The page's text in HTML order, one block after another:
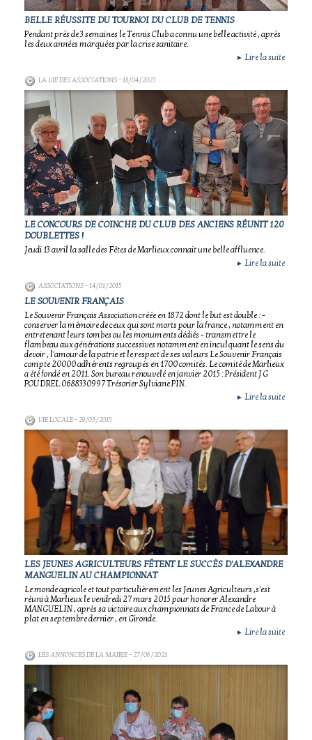
BELLE RÉUSSITE DU TOURNOI DU CLUB DE TENNIS
Pendant près de 3 semaines le Tennis Club a connu une belle activité , après
les deux années marquées par la crise sanitaire.
► Lire la suite
LA VIE DES ASSOCIATIONS- 18/04/2023
LE CONCOURS DE COINCHE DU CLUB DES ANCIENS RÉUNIT 120
DOUBLETTES !
Jeudi 13 avril la salle des Fêtes de Marlieux connait une belle affluence.
► Lire la suite
ASSOCIATIONS- 14/01/2015
LE SOUVENIR FRANÇAIS
Le Souvenir Français Association créée en 1872 dont le but est double : -
conserver la mémoire de ceux qui sont morts pour la france , notamment en
entretenant leurs tombes ou les monuments dédiés - transmettre le
flambeau aux générations successives notamment en inculquant le sens du
devoir , l'amour de la patrie et le respect de ses valeurs Le Souvenir Français
compte 20000 adhérents regroupés en 1700 comités. Le comité de Marlieux
a été fondé en 2011. Son bureau renouvelé en janvier 2015 : Président J G
POUDREL 0688330997 Trésorier Sylviane PIN.
► Lire la suite
VIE LOCALE- 29/03/2015
LES JEUNES AGRICULTEURS FÊTENT LE SUCCÈS D'ALEXANDRE
MANGUELIN AU CHAMPIONNAT
Le monde agricole et tout particulièrement les Jeunes Agriculteurs ,s'est
réuni à Marlieux le vendredi 27 mars 2015 pour honorer Alexandre
MANGUELIN , après sa victoire aux championnats de France de Labour à
plat en septembre dernier , en Gironde.
► Lire la suite
LES ANNONCES DE LA MAIRIE- 27/06/2021